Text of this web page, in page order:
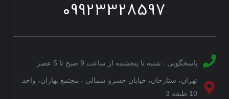
09923328597
پاسخگویی : شنبه تا پنجشنبه از ساعت 9 صبح تا 5 عصر
تهران، ستارخان، خیابان خسرو شمالی ، مجتمع بهاران، واحد
10 طبقه 3